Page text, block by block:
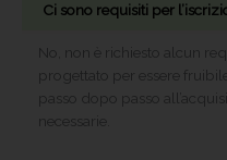
Ci sono requisiti per
No, non è richiesto alcun
progettato per essere
passo dopo passo
necessarie.